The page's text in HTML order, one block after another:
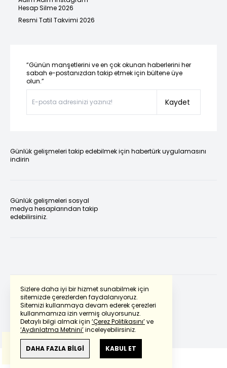
Sizlere daha iyi bir hizmet sunabilmek için
sitemizde çerezlerden faydalanıyoruz.
Sitemizi kullanmaya devam ederek çerezleri
kullanmamıza izin vermiş oluyorsunuz.
Detaylı bilgi almak için ‘Çerez Politikasını’ve
‘Aydınlatma Metnini’inceleyebilirsiniz.
DAHA FAZLA BİLGİ KABUL ET
Hesap Silme 2026
Resmi Tatil Takvimi 2026
“Günün manşetlerini ve en çok okunan haberlerini her
sabah e-postanızdan takip etmek için bültene üye
olun.”
Kaydet
Günlük gelişmeleri takip edebilmek için habertürk uygulamasını
indirin
Günlük gelişmeleri sosyal
medya hesaplarından takip
edebilirsiniz.
Powered by Translate
Bu çevirideGoogle Transletekullanılmıştır.
Anlam ve çeviri hatalarından
haberturk.com
sorumlu değildir.